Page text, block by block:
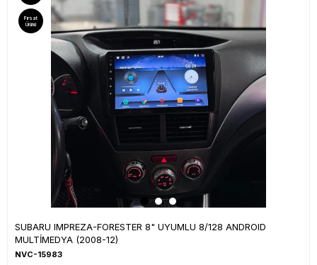
SUBARU IMPREZA-FORESTER 8" UYUMLU 8/128 ANDROID
MULTİMEDYA (2008-12)
NVC-15983
Fırsat
Ürünü